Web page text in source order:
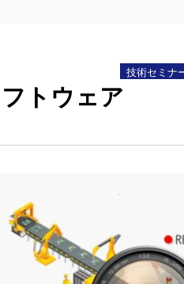
技術セミナ
トウェア